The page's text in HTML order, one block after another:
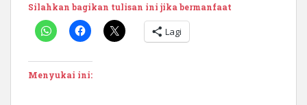
Silahkan bagikan tulisan ini jika bermanfaat
Lagi
Menyukai ini: